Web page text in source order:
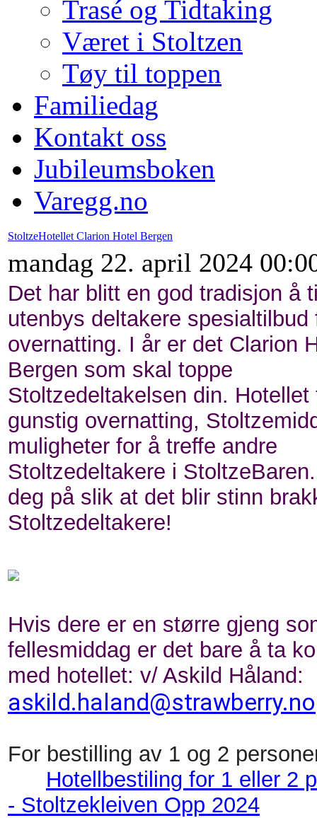
Trasé og Tidtaking
Været i Stoltzen
Tøy til toppen
Familiedag
Kontakt oss
Jubileumsboken
Varegg.no
StoltzeHotellet Clarion Hotel Bergen
mandag 22. april 2024
Det har blitt en god tradisjon å
utenbys deltakere spesialtilbud
overnatting. I år er det Clarion
Bergen som skal toppe
Stoltzedeltakelsen din. Hotellet
gunstig overnatting,
muligheter for å treffe andre
Stoltzedeltakere i
deg på slik at det blir stinn
Stoltzedeltakere!
Hvis dere er en større gjeng
fellesmiddag er det bare å ta
med hotellet: v/ Askild Håland:
askild.haland@strawberry.no
For bestilling av 1 og 2
Hotellbestiling for 1 eller 2
- Stoltzekleiven Opp 2024